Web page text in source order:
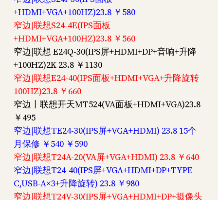
+HDMI+VGA+100HZ)23.8 ￥580
窄边|联想S24-4E(IPS面板
+HDMI+VGA+100HZ)23.8 ￥560
窄边|联想 E24Q-30(IPS屏+HDMI+DP+音响+升降
+100HZ)2K 23.8 ￥1130
窄边|联想E24-40(IPS面板+HDMI+VGA+升降旋转
100HZ)23.8 ￥660
窄边丨联想开天MT524(VA面板+HDMI+VGA)23.8
￥495
窄边|联想TE24-30(IPS屏+VGA+HDMI) 23.8 15个
月保修 ￥540 ￥590
窄边|联想T24A-20(VA屏+VGA+HDMI) 23.8 ￥640
窄边|联想T24-40(IPS屏+VGA+HDMI+DP+TYPE-
C,USB-A×3+升降旋转) 23.8 ￥980
窄边|联想T24V-30(IPS屏+VGA+HDMI+DP+摄像头